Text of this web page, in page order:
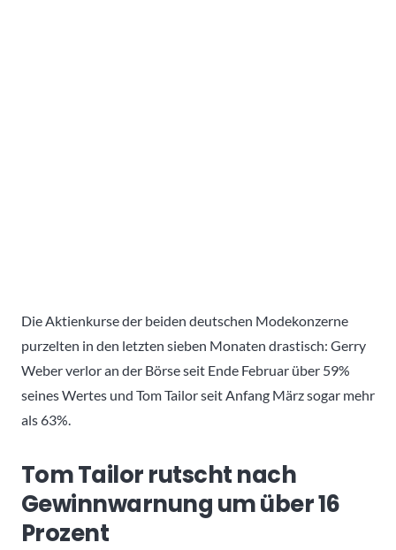
Die Aktienkurse der beiden deutschen Modekonzerne
purzelten in den letzten sieben Monaten drastisch: Gerry
Weber verlor an der Börse seit Ende Februar über 59%
seines Wertes und Tom Tailor seit Anfang März sogar mehr
als 63%.
Tom Tailor rutscht nach
Gewinnwarnung um über 16
Prozent